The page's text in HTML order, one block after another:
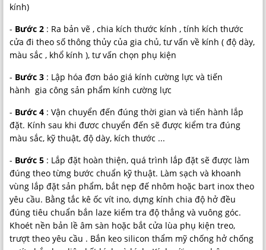
kính)
- Bước 2 : Ra bản vẽ , chia kích thước kính , tính kích thước
cửa đi theo số thông thủy của gia chủ, tư vấn về kính ( độ dày,
màu sắc , khổ kính ), tư vấn chọn phụ kiện
- Bước 3 : Lập hóa đơn báo giá kính cường lực và tiến
hành gia công sản phẩm kính cường lực
- Bước 4 : Vận chuyển đến đúng thời gian và tiến hành lắp
đặt. Kính sau khi đươc chuyển đến sẽ được kiểm tra đúng
màu sắc, kỹ thuật, độ dày, kích thước ...
- Bước 5 : Lắp đặt hoàn thiện, quá trình lắp đặt sẽ được làm
đúng theo từng bước chuẩn kỹ thuật. Làm sạch và khoanh
vùng lắp đặt sản phẩm, bắt nẹp đế nhôm hoặc bart inox theo
yêu cầu. Bằng tắc kê ốc vít ino, dựng kính chia độ hở đều
đúng tiêu chuẩn bắn laze kiểm tra độ thẳng và vuông góc.
Khoét nền bản lề âm sàn hoặc bắt cửa lùa phụ kiện treo,
trượt theo yêu cầu . Bắn keo silicon thẩm mỹ chống hở chống